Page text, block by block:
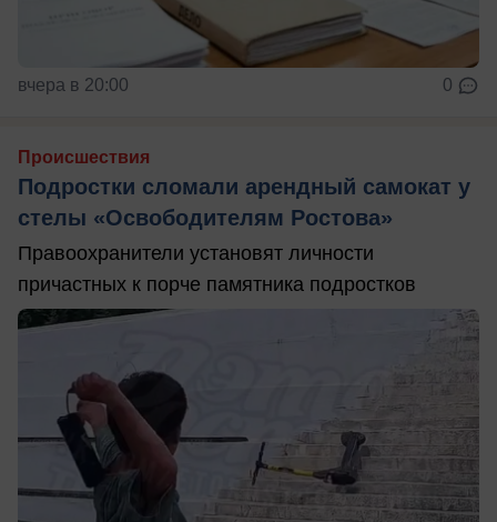
вчера в 20:00 0
Происшествия
Подростки сломали арендный самокат у
стелы «Освободителям Ростова»
Правоохранители установят личности
причастных к порче памятника подростков